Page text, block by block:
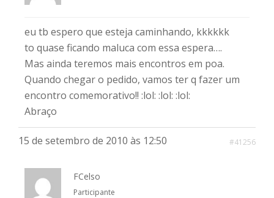
eu tb espero que esteja caminhando, kkkkkk
to quase ficando maluca com essa espera….
Mas ainda teremos mais encontros em poa.
Quando chegar o pedido, vamos ter q fazer um
encontro comemorativo!! :lol: :lol: :lol:
Abraço
15 de setembro de 2010 às 12:50 #41256
FCelso
Participante